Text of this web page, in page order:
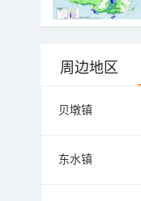
周边地区
贝墩镇
东水镇